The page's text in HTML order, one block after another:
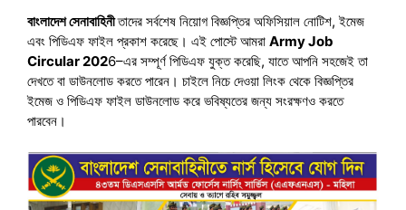
বাংলাদেশ সেনাবাহিনীতাদের সর্বশেষ নিয়োগ বিজ্ঞপ্তির অফিসিয়াল নোটিশ, ইমেজ
এবং পিডিএফ ফাইল প্রকাশ করেছে। এই পোস্টে আমরা Army Job
Circular2026–এর সম্পূর্ণ পিডিএফ যুক্ত করেছি, যাতে আপনি সহজেই তা
দেখতে বা ডাউনলোড করতে পারেন। চাইলে নিচে দেওয়া লিংক থেকে বিজ্ঞপ্তির
ইমেজ ও পিডিএফ ফাইল ডাউনলোড করে ভবিষ্যতের জন্য সংরক্ষণও করতে
পারবেন।